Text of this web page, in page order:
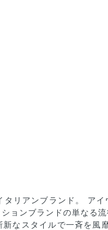
リアンブランド。 アイ
ョンブランドの単なる
なスタイルで一斉を風